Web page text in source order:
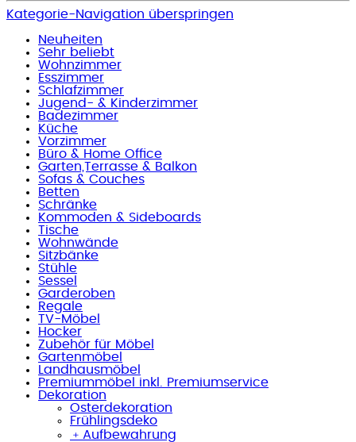
Kategorie-Navigation überspringen
Neuheiten
Sehr beliebt
Wohnzimmer
Esszimmer
Schlafzimmer
Jugend- & Kinderzimmer
Badezimmer
Küche
Vorzimmer
Büro & Home Office
Garten,Terrasse & Balkon
Sofas & Couches
Betten
Schränke
Kommoden & Sideboards
Tische
Wohnwände
Sitzbänke
Stühle
Sessel
Garderoben
Regale
TV-Möbel
Hocker
Zubehör für Möbel
Gartenmöbel
Landhausmöbel
Premiummöbel inkl. Premiumservice
Dekoration
Osterdekoration
Frühlingsdeko
﹢ Aufbewahrung